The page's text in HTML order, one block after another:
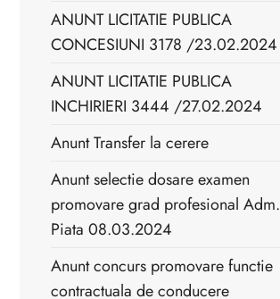
ANUNT LICITATIE PUBLICA
CONCESIUNI 3178 /23.02.2024
ANUNT LICITATIE PUBLICA
INCHIRIERI 3444 /27.02.2024
Anunt Transfer la cerere
Anunt selectie dosare examen
promovare grad profesional Adm.
Piata 08.03.2024
Anunt concurs promovare functie
contractuala de conducere